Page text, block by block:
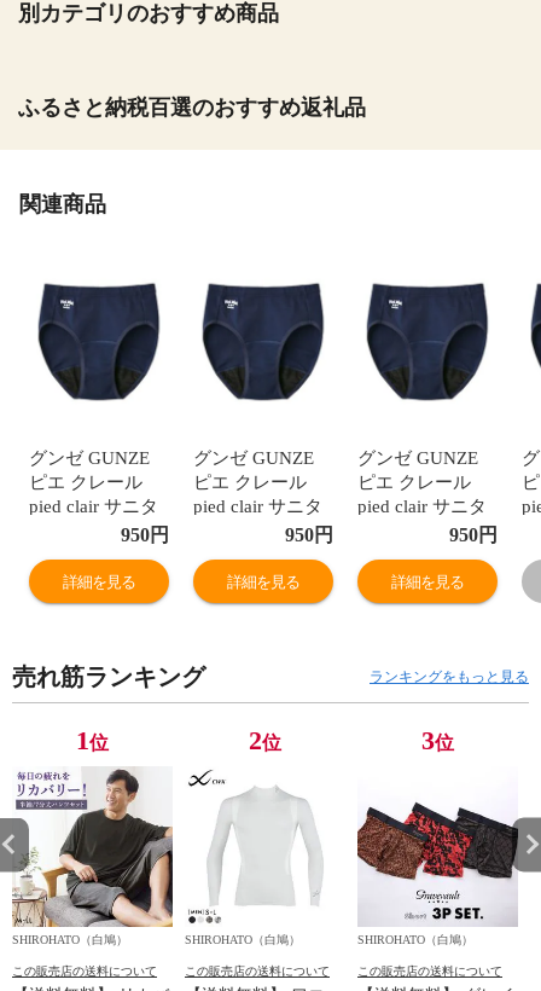
別カテゴリのおすすめ商品
ふるさと納税百選のおすすめ返礼品
関連商品
グンゼ GUNZE
ピエ クレール
pied clair サニタ
リーショーツ 羽
つきナプキン対
応 ポケット付き
ジュニア キッズ
950円
詳細を見る
グンゼ GUNZE
ピエ クレール
pied clair サニタ
リーショーツ 羽
つきナプキン対
応 ポケット付き
ジュニア キッズ
950円
詳細を見る
グンゼ GUNZE
ピエ クレール
pied clair サニタ
リーショーツ 羽
つきナプキン対
応 ポケット付き
ジュニア キッズ
950円
詳細を見る
売れ筋ランキング ランキングをもっと見る
1位
SHIROHATO（白鳩）
この販売店の送料について
2位
SHIROHATO（白鳩）
この販売店の送料について
3位
SHIROHATO（白鳩）
この販売店の送料について